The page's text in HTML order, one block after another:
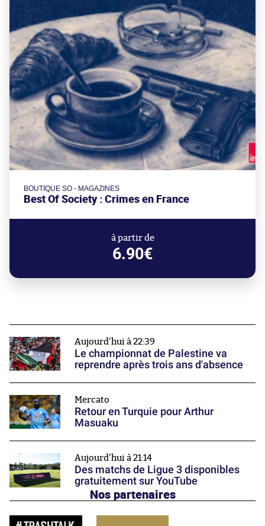
BOUTIQUE SO - MAGAZINES
Best Of Society : Crimes en France
à partir de
6.90€
Aujourd'hui à 22:39
Le championnat de Palestine va
reprendre après trois ans d'absence
Mercato
Retour en Turquie pour Arthur
Masuaku
Aujourd'hui à 21:14
Des matchs de Ligue 3 disponibles
gratuitement sur YouTube
Nos partenaires